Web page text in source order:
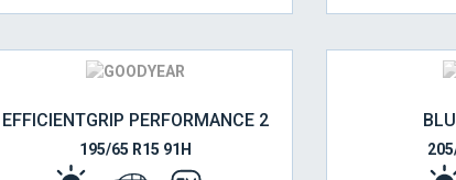
EFFICIENTGRIP PERFORMANCE 2
195/65 R15 91H